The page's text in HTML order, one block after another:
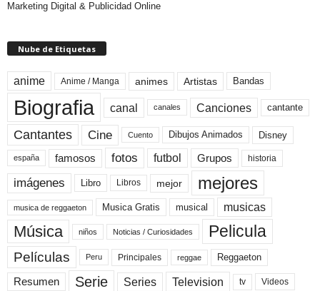
Marketing Digital & Publicidad Online
Nube de Etiquetas
anime Anime / Manga animes Artistas Bandas
Biografia canal canales Canciones cantante
Cantantes Cine Cuento Dibujos Animados Disney
españa famosos fotos futbol Grupos historia
imágenes Libro Libros mejor mejores
musica de reggaeton Musica Gratis musical musicas
Música niños Noticias / Curiosidades Pelicula
Películas Peru Principales reggae Reggaeton
Resumen Serie Series Television tv Videos